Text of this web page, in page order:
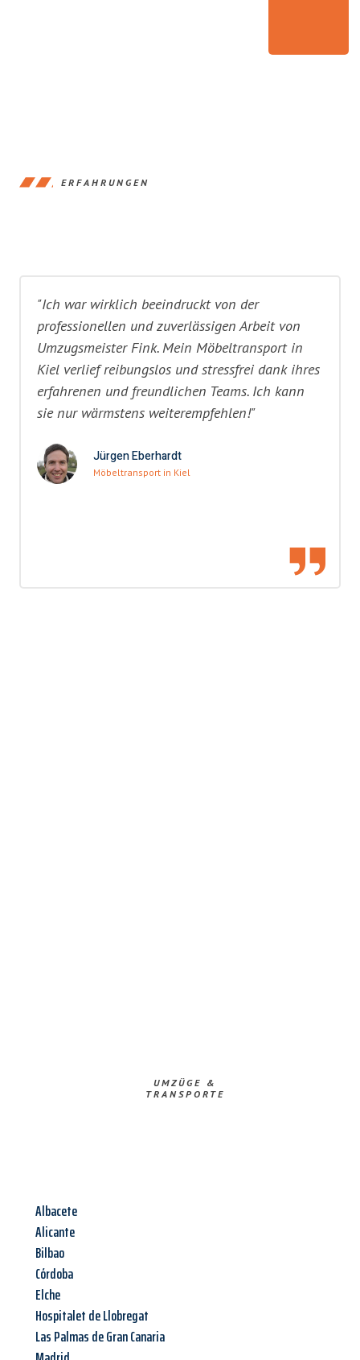
ERFAHRUNGEN
"Ich war wirklich beeindruckt von der
professionellen und zuverlässigen Arbeit von
Umzugsmeister Fink. Mein Möbeltransport in
Kiel verlief reibungslos und stressfrei dank ihres
erfahrenen und freundlichen Teams. Ich kann
sie nur wärmstens weiterempfehlen!"
Jürgen Eberhardt
Möbeltransport in Kiel
UMZÜGE &
TRANSPORTE
Albacete
Alicante
Bilbao
Córdoba
Elche
Hospitalet de Llobregat
Las Palmas de Gran Canaria